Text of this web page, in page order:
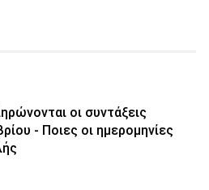
οι συντάξεις
- Ποιες οι ημερομηνίες